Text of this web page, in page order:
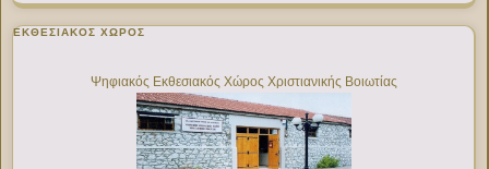
ΕΚΘΕΣΙΑΚΌΣ ΧΏΡΟΣ
Ψηφιακός Εκθεσιακός Χώρος Χριστιανικής Βοιωτίας